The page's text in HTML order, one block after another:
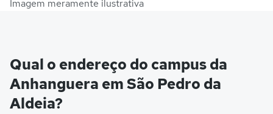
Imagem meramente ilustrativa
Qual o endereço do campus da
Anhanguera em São Pedro da
Aldeia?